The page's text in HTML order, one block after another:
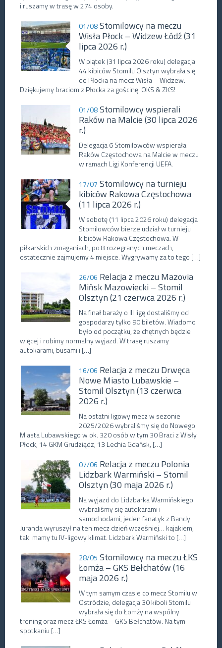
i ruszamy w trasę w 274 osoby.
01/08Stomilowcy na meczu
Wisła Płock – Widzew Łódź (31
lipca 2026 r.)
W piątek (31 lipca 2026 roku) delegacja
44 kibiców Stomilu Olsztyn wybrała się
do Płocka na mecz Wisła – Widzew.
Dziękujemy braciom z Płocka za gościnę! OKS & ZKS!
01/08Stomilowcy wspierali
Raków na Malcie (30 lipca 2026
r.)
Delegacja 6 Stomilowców wspierała
Raków Częstochowa na Malcie w meczu
w ramach Ligi Konferencji UEFA.
17/07 Stomilowcy na turnieju
kibiców Rakowa Częstochowa
(11 lipca 2026 r.)
W sobotę (11 lipca 2026 roku) delegacja
Stomilowców bierze udział w turnieju
kibiców Rakowa Częstochowa. W
piłkarskich zmaganiach, po 8 rozegranych meczach,
ostatecznie zajmujemy 4 miejsce. Wygrywamy za to tego […]
26/06 Relacja z meczu Mazovia
Mińsk Mazowiecki – Stomil
Olsztyn (21 czerwca 2026 r.)
Na finał baraży o III ligę dostaliśmy od
gospodarzy tylko 90 biletów. Wiadomo
było od początku, że chętnych będzie
więcej i robimy normalny wyjazd. W trasę ruszamy
autokarami, busami i […]
16/06 Relacja z meczu Drwęca
Nowe Miasto Lubawskie –
Stomil Olsztyn (13 czerwca
2026 r.)
Na ostatni ligowy mecz w sezonie
2025/2026 wybraliśmy się do Nowego
Miasta Lubawskiego w ok. 320 osób w tym 30 Braci z Wisły
Płock, 14 GKM Grudziądz, 13 Lechia Gdańsk, […]
07/06 Relacja z meczu Polonia
Lidzbark Warmiński – Stomil
Olsztyn (30 maja 2026 r.)
Na wyjazd do Lidzbarka Warmińskiego
wybraliśmy się autokarami i
samochodami, jeden fanatyk z Bandy
Juranda wyruszył na ten mecz dzień wcześniej… kajakiem,
taki mamy tu IV-ligowy klimat. Lidzbark Warmiński to […]
28/05 Stomilowcy na meczu ŁKS
Łomża – GKS Bełchatów (16
maja 2026 r.)
W tym samym czasie co mecz Stomilu w
Ostródzie, delegacja 30 kiboli Stomilu
wybrała się do Łomży na wspólny
trening oraz mecz ŁKS Łomża – GKS Bełchatów. Na tym
spotkaniu […]